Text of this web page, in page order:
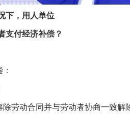
下，用人单位
支付经济补偿？
动合同并与劳动者协商一致解